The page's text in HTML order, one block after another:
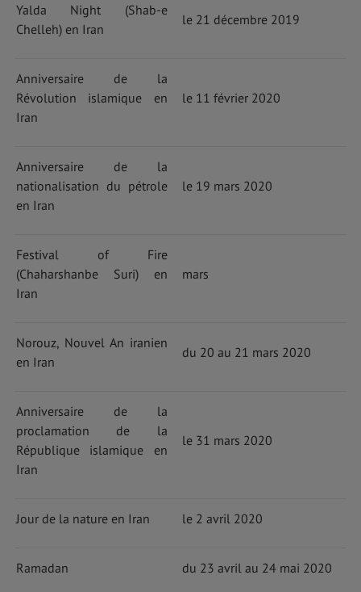
Yalda Night (Shab-e
Chelleh) en Iran
le 21 décembre 2019
Anniversaire de la
Révolution islamique en
Iran
le 11 février 2020
Anniversaire de la
nationalisation du pétrole
en Iran
le 19 mars 2020
Festival of Fire
(Chaharshanbe Suri) en
Iran
mars
Norouz, Nouvel An iranien
en Iran
du 20 au 21 mars 2020
Anniversaire de la
proclamation de la
République islamique en
Iran
le 31 mars 2020
Jour de la nature en Iran le 2 avril 2020
Ramadan du 23 avril au 24 mai 2020